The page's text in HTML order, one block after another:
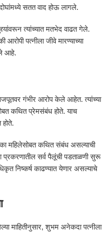
सतत वाद होऊ लागले.
त्यांच्यात मतभेद वाढत गेले.
आरोपी पत्नीला जीवे मारण्याच्या
आहे.
गंभीर आरोप केले आहेत. त्यांच्या
कथित प्रेमसंबंध होते. याच
होते.
महिलेसोबत कथित संबंध असल्याची
प्रकरणातील सर्व पैलूंची पडताळणी सुरू
निष्कर्ष काढण्यात येणार असल्याचे
माहितीनुसार, शुभम अनेकदा पत्नीला